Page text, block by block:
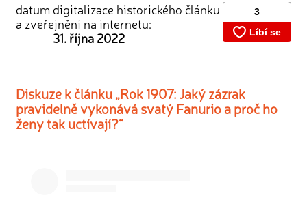
datum digitalizace historického článku
a zveřejnění na internetu:
31. října 2022
Diskuze k článku „Rok 1907: Jaký zázrak
pravidelně vykonává svatý Fanurio a proč ho
ženy tak uctívají?“